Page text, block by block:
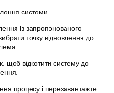
системи.
із запропонованого
точку відновлення до
щоб відкотити систему до
процесу і перезавантажте